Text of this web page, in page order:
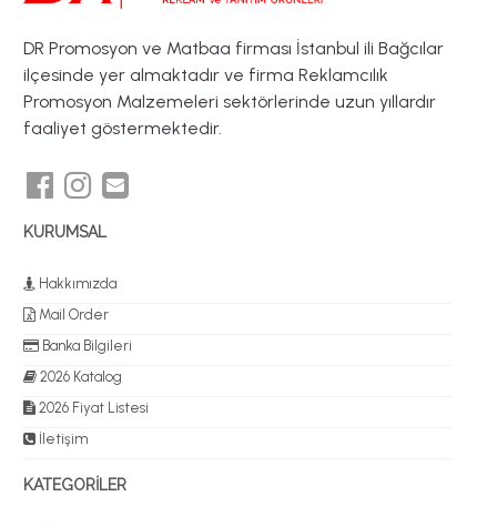
DR Promosyon ve Matbaa firması İstanbul ili Bağcılar
ilçesinde yer almaktadır ve firma Reklamcılık
Promosyon Malzemeleri sektörlerinde uzun yıllardır
faaliyet göstermektedir.
KURUMSAL
Hakkımızda
Mail Order
Banka Bilgileri
2026 Katalog
2026 Fiyat Listesi
İletişim
KATEGORİLER